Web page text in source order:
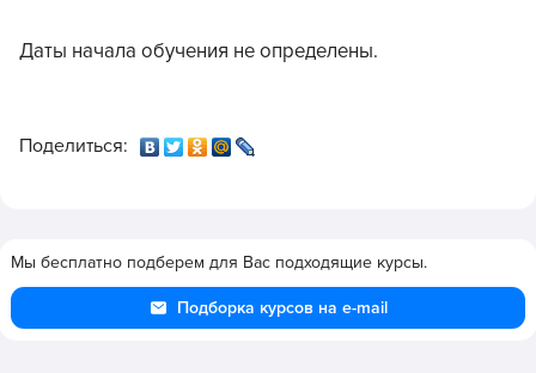
Даты начала обучения не определены.
Поделиться:
Мы бесплатно подберем для Вас подходящие курсы.
Подборка курсов на e-mail